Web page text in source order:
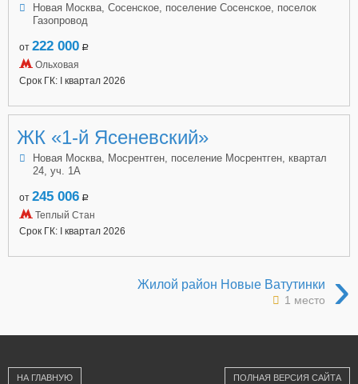
Новая Москва, Сосенское, поселение Сосенское, поселок
Газопровод
от 222 000 a
Ольховая
Срок ГК: I квартал 2026
ЖК «1-й Ясеневский»
Новая Москва, Мосрентген, поселение Мосрентген, квартал
24, уч. 1А
от 245 006 a
Теплый Стан
Срок ГК: I квартал 2026
›
Жилой район Новые Ватутинки
1 место
НА ГЛАВНУЮ ПОЛНАЯ ВЕРСИЯ САЙТА